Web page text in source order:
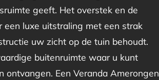
geeft. Het overstek en de
een luxe uitstraling met een strak
uw zicht op de tuin behoudt.
buitenruimte waar u kunt
ontvangen. Een Veranda Amerongen